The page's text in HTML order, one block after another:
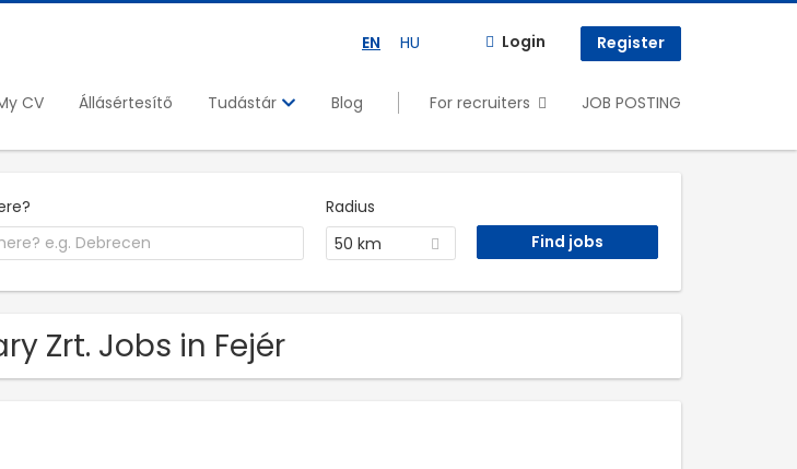
EN HU Login Register
CV Állásértesítő Tudástár Blog For recruiters JOB POSTING
Radius
50 km
Zrt. Jobs in Fejér